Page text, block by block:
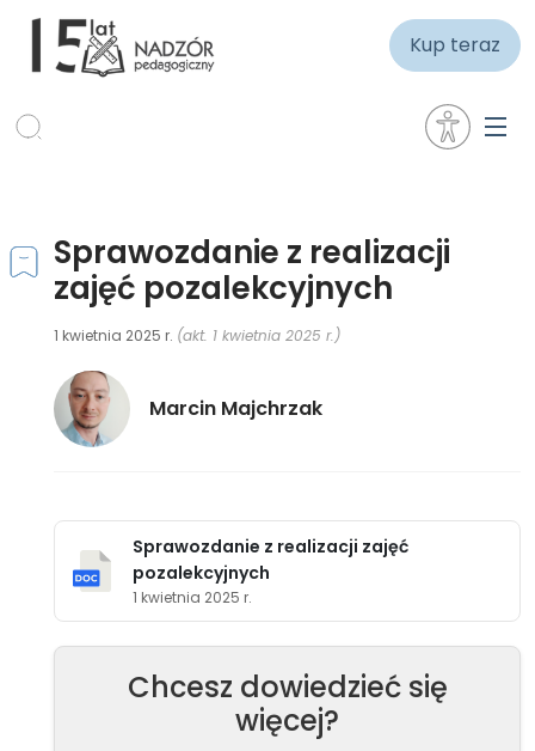
Kup teraz
Sprawozdanie z realizacji
zajęć pozalekcyjnych
1 kwietnia 2025 r. (akt. 1 kwietnia 2025 r.)
Marcin Majchrzak
Sprawozdanie z realizacji zajęć
pozalekcyjnych
1 kwietnia 2025 r.
Chcesz dowiedzieć się
więcej?